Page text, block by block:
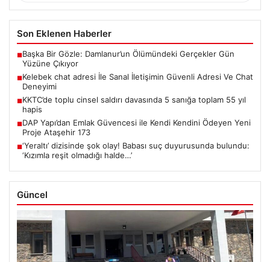
Son Eklenen Haberler
■Başka Bir Gözle: Damlanur’un Ölümündeki Gerçekler Gün
Yüzüne Çıkıyor
■Kelebek chat adresi İle Sanal İletişimin Güvenli Adresi Ve Chat
Deneyimi
■KKTC’de toplu cinsel saldırı davasında 5 sanığa toplam 55 yıl
hapis
■DAP Yapı’dan Emlak Güvencesi ile Kendi Kendini Ödeyen Yeni
Proje Ataşehir 173
■‘Yeraltı’ dizisinde şok olay! Babası suç duyurusunda bulundu:
‘Kızımla reşit olmadığı halde…’
Güncel